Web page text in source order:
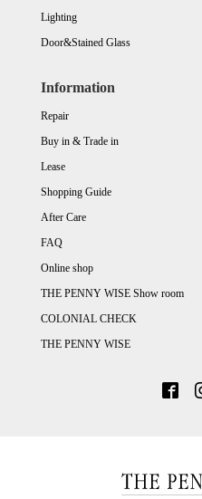
Lighting
Door&Stained Glass
Information
Repair
Buy in & Trade in
Lease
Shopping Guide
After Care
FAQ
Online shop
THE PENNY WISE Show room
COLONIAL CHECK
THE PENNY WISE